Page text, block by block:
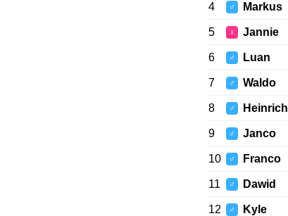
4 ♂ Markus
5 ♀ Jannie
6 ♂ Luan
7 ♂ Waldo
8 ♂ Heinrich
9 ♂ Janco
10 ♂ Franco
11 ♂ Dawid
12 ♂ Kyle